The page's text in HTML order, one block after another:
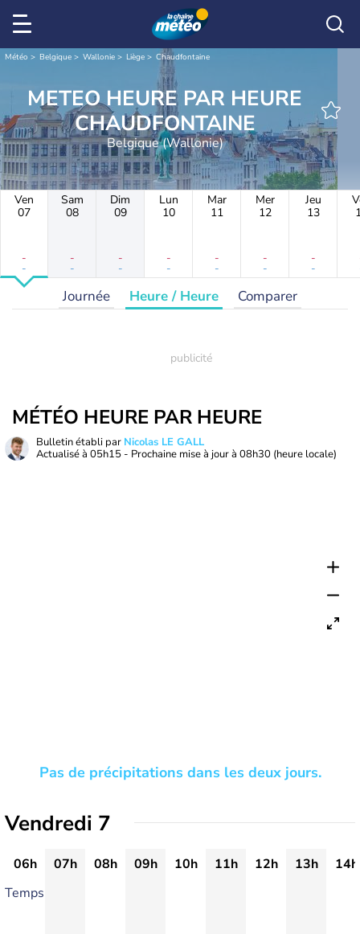
Météo Belgique Wallonie Liège Chaudfontaine
METEO HEURE PAR HEURE
CHAUDFONTAINE
Belgique (Wallonie)
Ven
07
-
-
Sam
08
-
-
Dim
09
-
-
Lun
10
-
-
Mar
11
-
-
Mer
12
-
-
Jeu
13
-
-
Journée Heure / Heure Comparer
MÉTÉO HEURE PAR HEURE
Bulletin établi par Nicolas LE GALL
Actualisé à 05h15 - Prochaine mise à jour à 08h30 (heure locale)
Pas de précipitations dans les deux jours.
Vendredi 7
06h 07h 08h 09h 10h 11h 12h 13h
14h
Temps